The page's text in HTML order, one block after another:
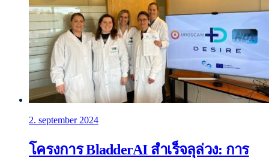
2. september 2024
โครงการ BladderAI สำเร็จลุล่วง: การ